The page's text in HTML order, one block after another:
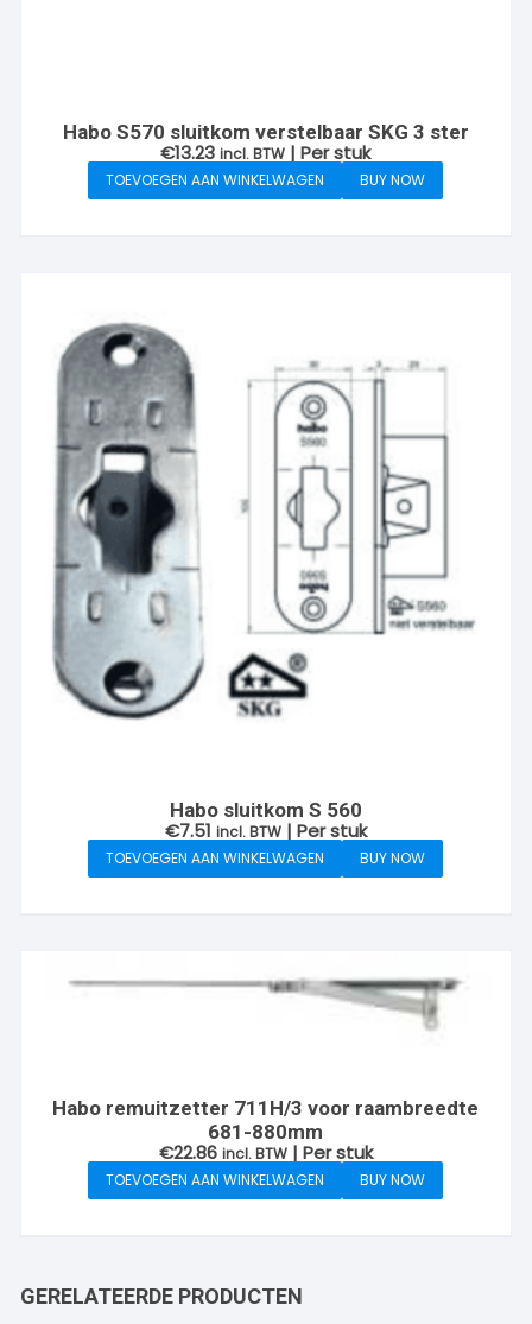
Habo S570 sluitkom verstelbaar SKG 3 ster
€13.23 incl. BTW | Per stuk
TOEVOEGEN AAN WINKELWAGEN BUY NOW
Habo sluitkom S 560
€7.51 incl. BTW | Per stuk
TOEVOEGEN AAN WINKELWAGEN BUY NOW
Habo remuitzetter 711H/3 voor raambreedte
681-880mm
€22.86 incl. BTW | Per stuk
TOEVOEGEN AAN WINKELWAGEN BUY NOW
GERELATEERDE PRODUCTEN